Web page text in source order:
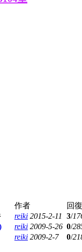
作者
回
reiki 2015-2-11 3/
reiki 2009-5-26 0/
reiki 2009-2-7 0/